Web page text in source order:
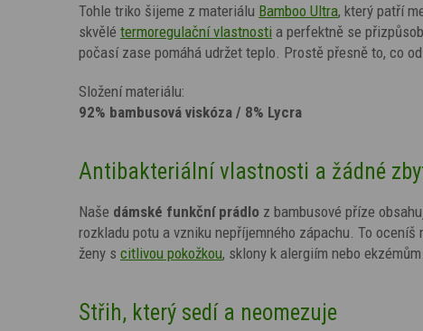
Tohle triko šijeme z materiálu Bamboo Ultra, který patří
skvělé termoregulační vlastnosti a perfektně se
počasí zase pomáhá udržet teplo. Prostě přesně to, co
Složení materiálu:
92% bambusová viskóza / 8% Lycra
Antibakteriální vlastnosti a žádné
Naše dámské funkční prádlo z bambusové příze
rozkladu potu a vzniku nepříjemného zápachu. To
ženy s citlivou pokožkou, sklony k alergiím nebo
Střih, který sedí a neomezuje